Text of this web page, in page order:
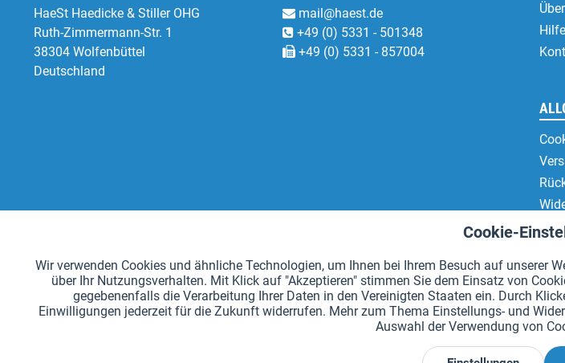
HaeSt Haedicke & Stiller OHG
Ruth-Zimmermann-Str. 1
38304 Wolfenbüttel
Deutschland
mail@haest.de
+49 (0) 5331 - 501348
+49 (0) 5331 - 857004
*Alle Preise inkl. Mehrwertsteuer
Tracking
Cookie-
Wir verwenden Cookies und ähnliche Technologien, um Ihnen bei Ihrem Besuch auf unserer
über Ihr Nutzungsverhalten. Mit Klick auf "Akzeptieren" stimmen Sie dem Einsatz von
gegebenenfalls die Verarbeitung Ihrer Daten in den Vereinigten Staaten ein. Durch
Einwilligungen jederzeit für die Zukunft widerrufen. Mehr zum Thema Einstellungs- und
Auswahl der Verwendung von